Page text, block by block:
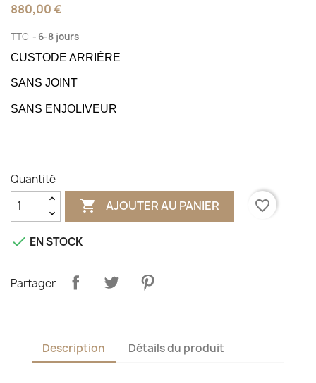
880,00 €
TTC 6-8 jours
CUSTODE ARRIÈRE
SANS JOINT
SANS ENJOLIVEUR
Quantité
 AJOUTER AU PANIER favorite_border
 EN STOCK
Partager
Description Détails du produit